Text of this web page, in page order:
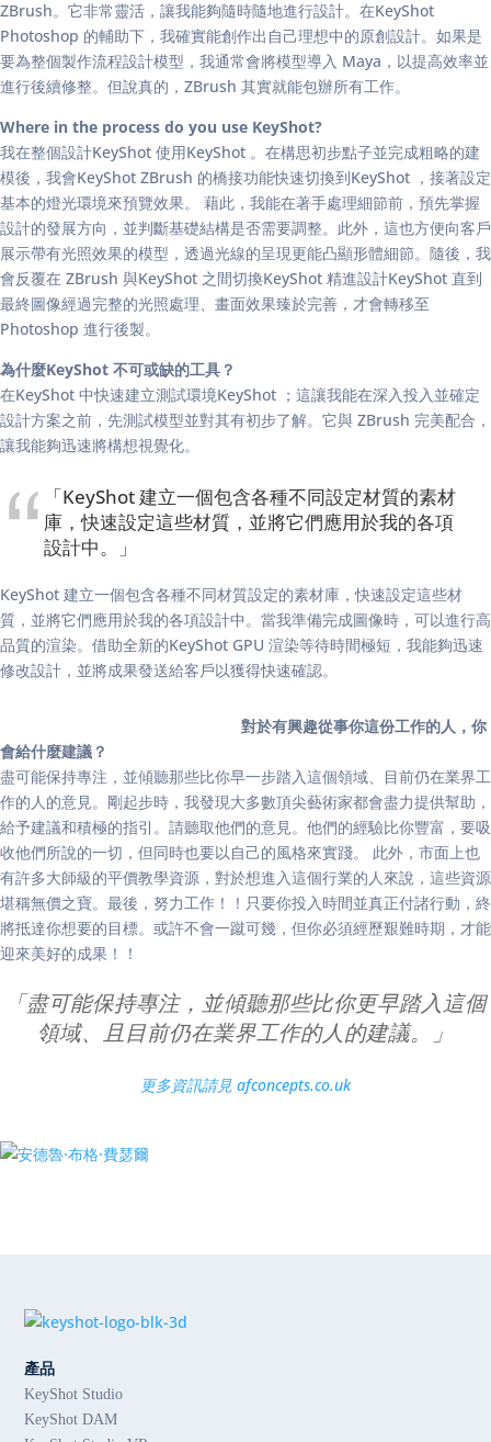
ZBrush。它非常靈活，讓我能夠隨時隨地進行設計。在KeyShot
Photoshop 的輔助下，我確實能創作出自己理想中的原創設計。如果是
要為整個製作流程設計模型，我通常會將模型導入 Maya，以提高效率並
進行後續修整。但說真的，ZBrush 其實就能包辦所有工作。
Where in the process do you use KeyShot?
我在整個設計KeyShot 使用KeyShot 。在構思初步點子並完成粗略的建
模後，我會KeyShot ZBrush 的橋接功能快速切換到KeyShot ，接著設定
基本的燈光環境來預覽效果。 藉此，我能在著手處理細節前，預先掌握
設計的發展方向，並判斷基礎結構是否需要調整。此外，這也方便向客戶
展示帶有光照效果的模型，透過光線的呈現更能凸顯形體細節。隨後，我
會反覆在 ZBrush 與KeyShot 之間切換KeyShot 精進設計KeyShot 直到
最終圖像經過完整的光照處理、畫面效果臻於完善，才會轉移至
Photoshop 進行後製。
為什麼KeyShot 不可或缺的工具？
在KeyShot 中快速建立測試環境KeyShot ；這讓我能在深入投入並確定
設計方案之前，先測試模型並對其有初步了解。它與 ZBrush 完美配合，
讓我能夠迅速將構想視覺化。
「KeyShot 建立一個包含各種不同設定材質的素材
庫，快速設定這些材質，並將它們應用於我的各項
設計中。」
KeyShot 建立一個包含各種不同材質設定的素材庫，快速設定這些材
質，並將它們應用於我的各項設計中。當我準備完成圖像時，可以進行高
品質的渲染。借助全新的KeyShot GPU 渲染等待時間極短，我能夠迅速
修改設計，並將成果發送給客戶以獲得快速確認。
對於有興趣從事你這份工作的人，你
會給什麼建議？
盡可能保持專注，並傾聽那些比你早一步踏入這個領域、目前仍在業界工
作的人的意見。剛起步時，我發現大多數頂尖藝術家都會盡力提供幫助，
給予建議和積極的指引。請聽取他們的意見。他們的經驗比你豐富，要吸
收他們所說的一切，但同時也要以自己的風格來實踐。 此外，市面上也
有許多大師級的平價教學資源，對於想進入這個行業的人來說，這些資源
堪稱無價之寶。最後，努力工作！！只要你投入時間並真正付諸行動，終
將抵達你想要的目標。或許不會一蹴可幾，但你必須經歷艱難時期，才能
迎來美好的成果！！
「盡可能保持專注，並傾聽那些比你更早踏入這個
領域、且目前仍在業界工作的人的建議。」
更多資訊請見 afconcepts.co.uk
產品
KeyShot Studio
KeyShot DAM